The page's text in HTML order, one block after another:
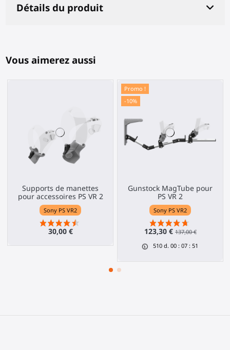
Détails du produit
Vous aimerez aussi
Supports de manettes
pour accessoires PS VR 2
Sony PS VR2
30,00 €
Promo !
-10%
Gunstock MagTube pour
PS VR 2
Sony PS VR2
123,30 € 137,00 €
510 d. 00 :07 :51